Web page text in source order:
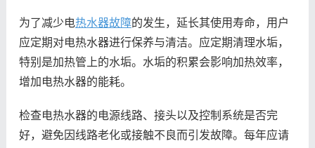
为了减少电热水器故障的发生，延长其使用寿命，用户
应定期对电热水器进行保养与清洁。应定期清理水垢，
特别是加热管上的水垢。水垢的积累会影响加热效率，
增加电热水器的能耗。
检查电热水器的电源线路、接头以及控制系统是否完
好，避免因线路老化或接触不良而引发故障。每年应请